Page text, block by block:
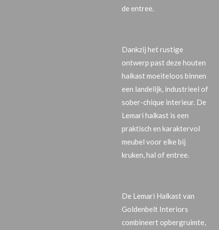
de entree.
Dankzij het rustige
ontwerp past deze houten
halkast moeiteloos binnen
een landelijk, industrieel of
sober-chique interieur. De
Lemari halkast is een
praktisch en karaktervol
meubel voor elke bij
kruken, hal of entree.
De Lemari Halkast van
Goldenbelt Interiors
combineert opbergruimte,